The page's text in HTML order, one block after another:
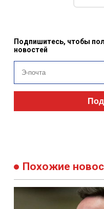
Подпишитесь, чтобы
новостей
Похожие